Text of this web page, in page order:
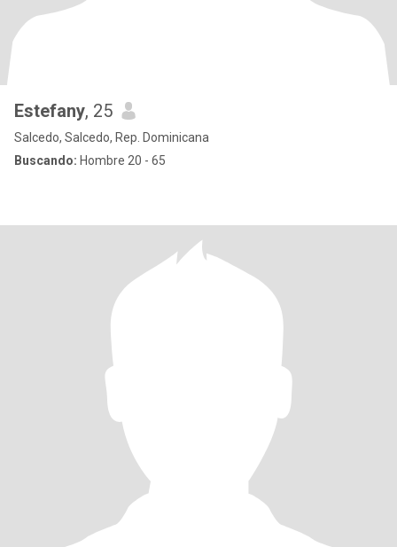
Estefany, 25
Salcedo, Salcedo, Rep. Dominicana
Buscando: Hombre 20 - 65